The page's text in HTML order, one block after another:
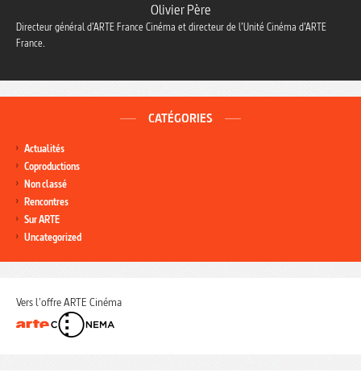
Olivier Père
Directeur général d’ARTE France Cinéma et directeur de l’Unité Cinéma d’ARTE
France.
CATÉGORIES
Actualités
Coproductions
Non classé
Rencontres
Sur ARTE
Uncategorized
Vers l'offre ARTE Cinéma